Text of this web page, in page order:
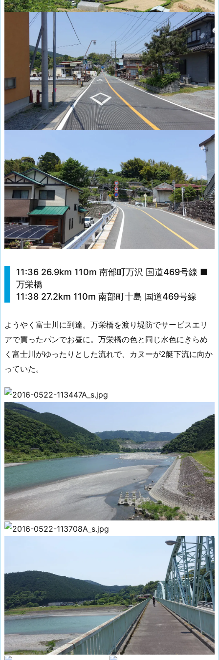
11:36 26.9km 110m 南部町万沢 国道469号線 ■
万栄橋
11:38 27.2km 110m 南部町十島 国道469号線
ようやく富士川に到達。万栄橋を渡り堤防でサービスエリ
アで買ったパンでお昼に。万栄橋の色と同じ水色にきらめ
く富士川がゆったりとした流れで、カヌーが2艇下流に向か
っていた。